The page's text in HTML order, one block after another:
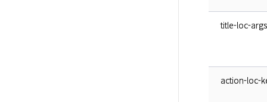
title-loc-args
action-loc-